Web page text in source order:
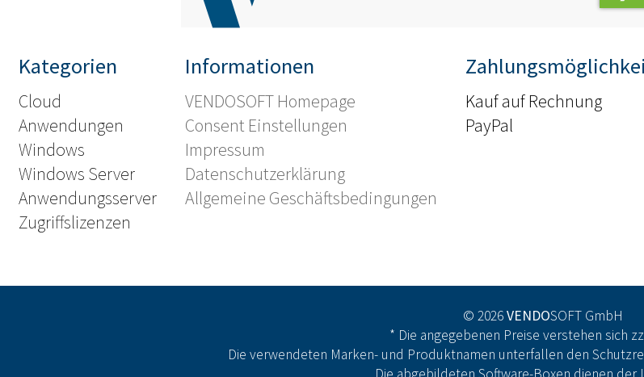
Kategorien
Cloud
Anwendungen
Windows
Windows Server
Anwendungsserver
Zugriffslizenzen
Informationen
VENDOSOFT Homepage
Consent Einstellungen
Impressum
Datenschutzerklärung
Allgemeine Geschäftsbedingungen
Kauf auf Rechnung
PayPal
© 2026VENDOSOFT GmbH
* Die angegebenen Preise verstehen sich
Die verwendeten Marken- und Produktnamen unterfallen den